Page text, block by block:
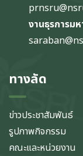
งานธุรการม
ทางลัด
ข่าวประชาสัมพันธ์
รูปภาพกิจกรรม
คณะและหน่วยงาน